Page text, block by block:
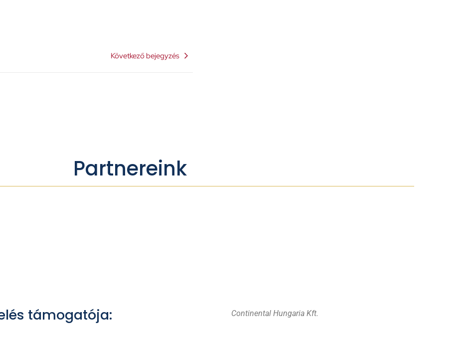
Következő bejegyzés
Partnereink
támogatója: Continental Hungaria Kft.